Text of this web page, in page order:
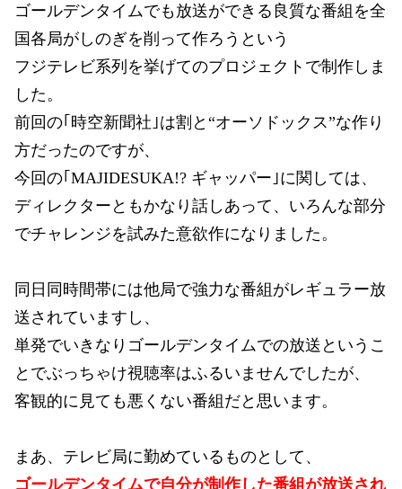
ゴールデンタイムでも放送ができる良質な番組を全
国各局がしのぎを削って作ろうという
フジテレビ系列を挙げてのプロジェクトで制作しま
した。
前回の｢時空新聞社｣は割と“オーソドックス”な作り
方だったのですが、
今回の｢MAJIDESUKA!? ギャッパー｣に関しては、
ディレクターともかなり話しあって、いろんな部分
でチャレンジを試みた意欲作になりました。
同日同時間帯には他局で強力な番組がレギュラー放
送されていますし、
単発でいきなりゴールデンタイムでの放送というこ
とでぶっちゃけ視聴率はふるいませんでしたが、
客観的に見ても悪くない番組だと思います。
まあ、テレビ局に勤めているものとして、
ゴールデンタイムで自分が制作した番組が放送され